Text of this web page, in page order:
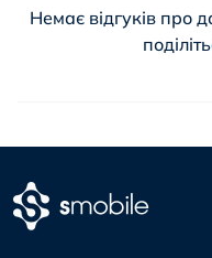
Немає відгуків про